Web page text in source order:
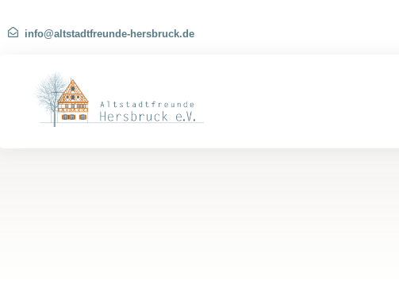
info@altstadtfreunde-hersbruck.de